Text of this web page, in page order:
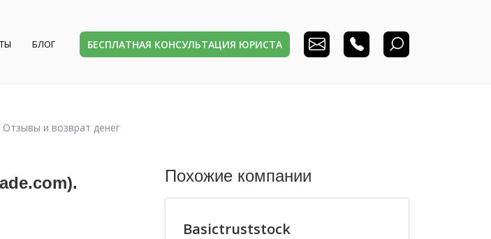
БЛОГ БЕСПЛАТНАЯ КОНСУЛЬТАЦИЯ ЮРИСТА
и возврат денег
Похожие компании
Basictruststock